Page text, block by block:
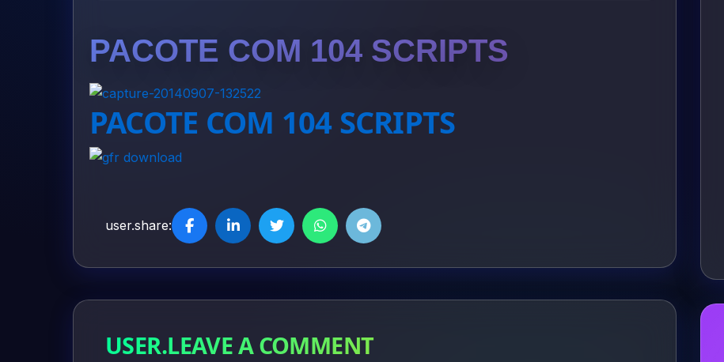
PACOTE COM 104 SCRIPTS
PACOTE COM 104 SCRIPTS
user.share:
USER.LEAVE A COMMENT